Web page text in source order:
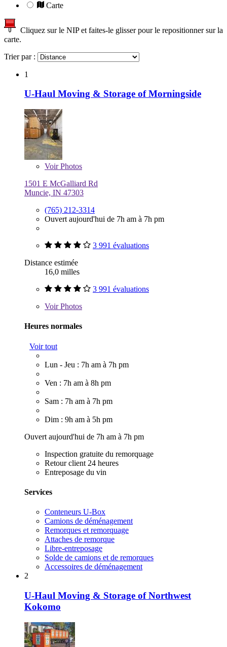
Carte
Cliquez sur le NIP et faites-le glisser pour le repositionner sur la
carte.
Trier par :
1
U-Haul Moving & Storage of Morningside
VoirPhotos
1501 E McGalliard Rd
Muncie, IN 47303
(765) 212-3314
Ouvert aujourd'hui de 7h am à 7h pm
3 991 évaluations
Distance estimée
16,0 milles
3 991 évaluations
VoirPhotos
Heures normales
Voir tout
Lun - Jeu : 7h am à 7h pm
Ven : 7h am à 8h pm
Sam : 7h am à 7h pm
Dim : 9h am à 5h pm
Ouvert aujourd'hui de 7h am à 7h pm
Inspection gratuite du remorquage
Retour client 24 heures
Entreposage du vin
Services
Conteneurs U-Box
Camions de déménagement
Remorques et remorquage
Attaches de remorque
Libre-entreposage
Solde de camions et de remorques
Accessoires de déménagement
2
U-Haul Moving & Storage of Northwest
Kokomo